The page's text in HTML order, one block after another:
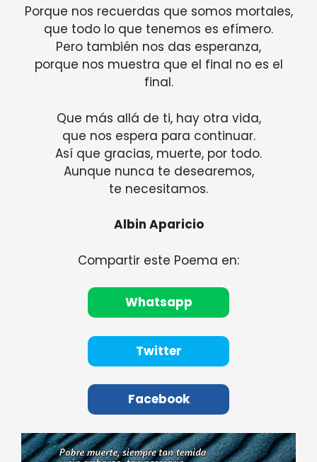
Porque nos recuerdas que somos mortales,
que todo lo que tenemos es efímero.
Pero también nos das esperanza,
porque nos muestra que el final no es el
final.
Que más allá de ti, hay otra vida,
que nos espera para continuar.
Así que gracias, muerte, por todo.
Aunque nunca te desearemos,
te necesitamos.
Albin Aparicio
Compartir este Poema en:
Whatsapp
Twitter
Facebook